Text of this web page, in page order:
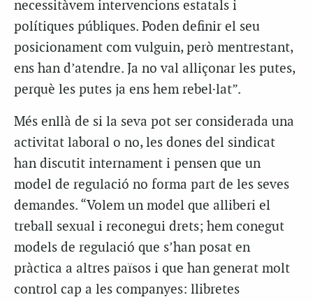
necessitàvem intervencions estatals i
polítiques públiques. Poden definir el seu
posicionament com vulguin, però mentrestant,
ens han d’atendre. Ja no val alliçonar les putes,
perquè les putes ja ens hem rebel·lat”.
Més enllà de si la seva pot ser considerada una
activitat laboral o no, les dones del sindicat
han discutit internament i pensen que un
model de regulació no forma part de les seves
demandes. “Volem un model que alliberi el
treball sexual i reconegui drets; hem conegut
models de regulació que s’han posat en
pràctica a altres països i que han generat molt
control cap a les companyes: llibretes